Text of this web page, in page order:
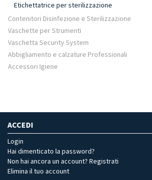
Etichettatrice per sterilizzazione
Contenitori Disinfezione e Sterilizzazione
Vaschette per Strumenti
Vaschetta Security System
Abbigliamento e calzature Professionali
Accessori Igiene
ACCEDI
Login
Hai dimenticato la password?
Non hai ancora un account? Registrati
Elimina il tuo account